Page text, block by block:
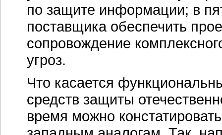
по защите информации; в
поставщика обеспечить
сопровождение
угроз.
Что касается
средств защиты
время можно